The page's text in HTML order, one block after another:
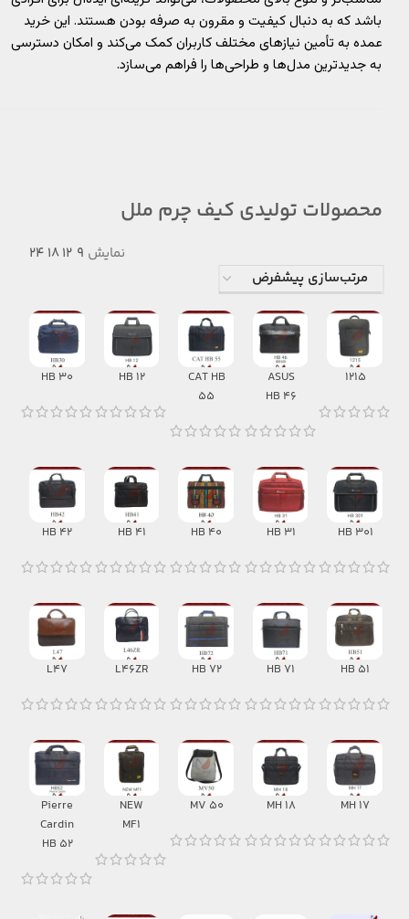
باشد که به دنبال کیفیت و مقرون به صرفه بودن هستند. این خرید
عمده به تأمین نیازهای مختلف کاربران کمک می‌کند و امکان دسترسی
به جدیدترین مدل‌ها و طراحی‌ها را فراهم می‌سازد.
محصولات تولیدی کیف چرم ملل
نمایش 9
12
18
24
1215
ASUS
HB 46
CAT HB
55
HB 12
HB 30
HB 301
HB 31
HB 40
HB 41
HB 42
HB 51
HB 71
HB 72
L46ZR
L47
MH 17
MH 18
MV 50
NEW
MF1
Pierre
Cardin
HB 52